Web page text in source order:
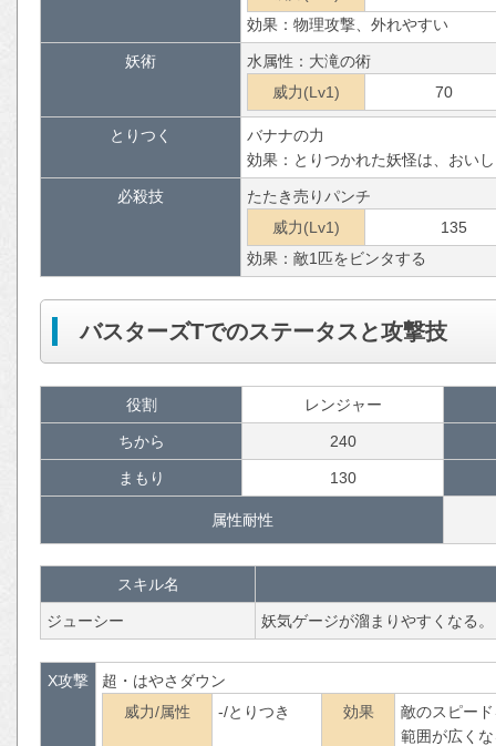
効果：物理攻撃、外れやすい
妖術
水属性：大滝の術
威力(Lv1)
70
とりつく
バナナの力
効果：とりつかれた妖怪は、おい
必殺技
たたき売りパンチ
威力(Lv1)
135
効果：敵1匹をビンタする
バスターズTでのステータスと攻撃技
役割 レンジャー
ちから 240
まもり 130
属性耐性
スキル名
ジューシー 妖気ゲージが溜まりやすくなる。
X攻撃
超・はやさダウン
威力/属性
-/とりつき 効果
敵のスピー
範囲が広く